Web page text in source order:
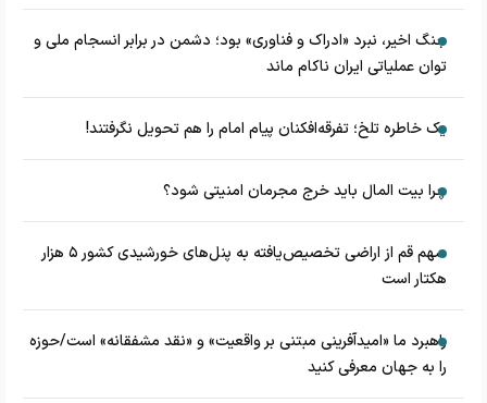
جنگ اخیر، نبرد «ادراک و فناوری» بود؛ دشمن در برابر انسجام ملی و
توان عملیاتی ایران ناکام ماند
یک خاطره تلخ؛ تفرقه‌افکنان پیام امام را هم تحویل نگرفتند!
چرا بیت المال باید خرج مجرمان امنیتی شود؟
سهم قم از اراضی تخصیص‌یافته به پنل‌های خورشیدی کشور ۵ هزار
هکتار است
راهبرد ما «امیدآفرینی مبتنی بر واقعیت» و «نقد مشفقانه» است/حوزه
را به جهان معرفی کنید